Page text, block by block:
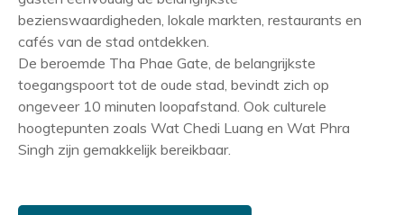
bezienswaardigheden, lokale markten, restaurants en
cafés van de stad ontdekken.
De beroemde Tha Phae Gate, de belangrijkste
toegangspoort tot de oude stad, bevindt zich op
ongeveer 10 minuten loopafstand. Ook culturele
hoogtepunten zoals Wat Chedi Luang en Wat Phra
Singh zijn gemakkelijk bereikbaar.